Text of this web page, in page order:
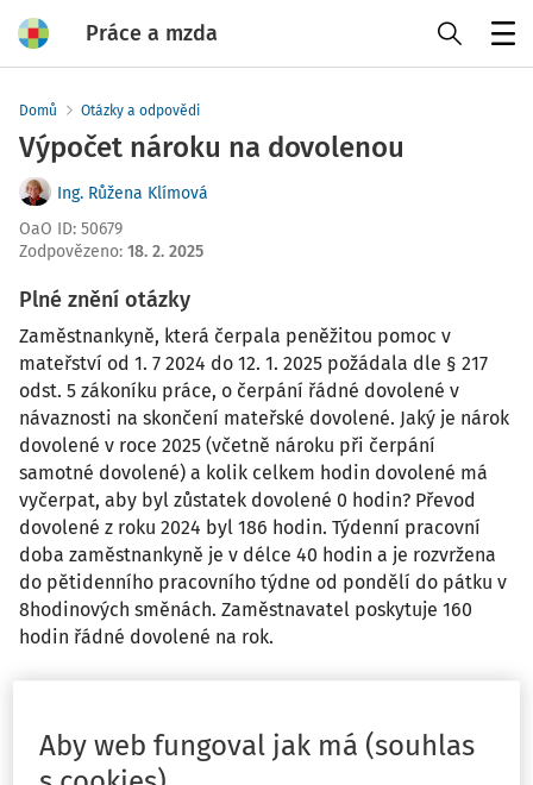
Práce a mzda
Domů Otázky a odpovědi
Výpočet nároku na dovolenou
Ing. Růžena Klímová
OaO ID: 50679
Zodpovězeno: 18. 2. 2025
Plné znění otázky
Zaměstnankyně, která čerpala peněžitou pomoc v
mateřství od 1. 7 2024 do 12. 1. 2025 požádala dle § 217
odst. 5 zákoníku práce, o čerpání řádné dovolené v
návaznosti na skončení mateřské dovolené. Jaký je nárok
dovolené v roce 2025 (včetně nároku při čerpání
samotné dovolené) a kolik celkem hodin dovolené má
vyčerpat, aby byl zůstatek dovolené 0 hodin? Převod
dovolené z roku 2024 byl 186 hodin. Týdenní pracovní
doba zaměstnankyně je v délce 40 hodin a je rozvržena
do pětidenního pracovního týdne od pondělí do pátku v
8hodinových směnách. Zaměstnavatel poskytuje 160
hodin řádné dovolené na rok.
Aby web fungoval jak má (souhlas